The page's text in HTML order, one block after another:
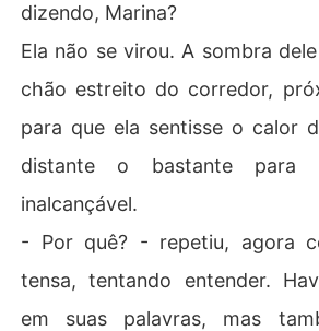
dizendo, Marina?
Ela não se virou. A sombra
chão estreito do corredor,
para que ela sentisse o calor
distante o bastante para
inalcançável.
- Por quê? - repetiu, agora
tensa, tentando entender.
em suas palavras, mas